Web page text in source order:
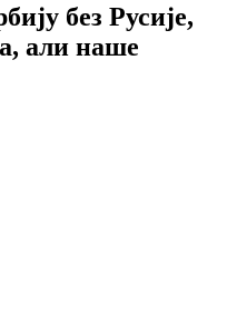
без Русије,
али наше